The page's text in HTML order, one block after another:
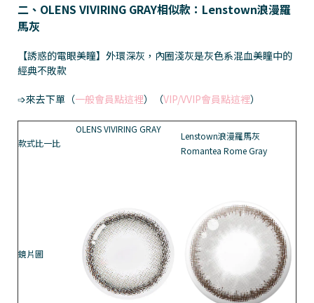
二、OLENS VIVIRING GRAY相似款：Lenstown浪漫羅
馬灰
【誘惑的電眼美瞳】外環深灰，內圈淺灰是灰色系混血美瞳中的
經典不敗款
➩來去下單 （一般會員點這裡）（VIP/VVIP會員點這裡）
款式比一比
OLENS VIVIRING GRAY
Lenstown浪漫羅馬灰
Romantea Rome Gray
鏡片圖